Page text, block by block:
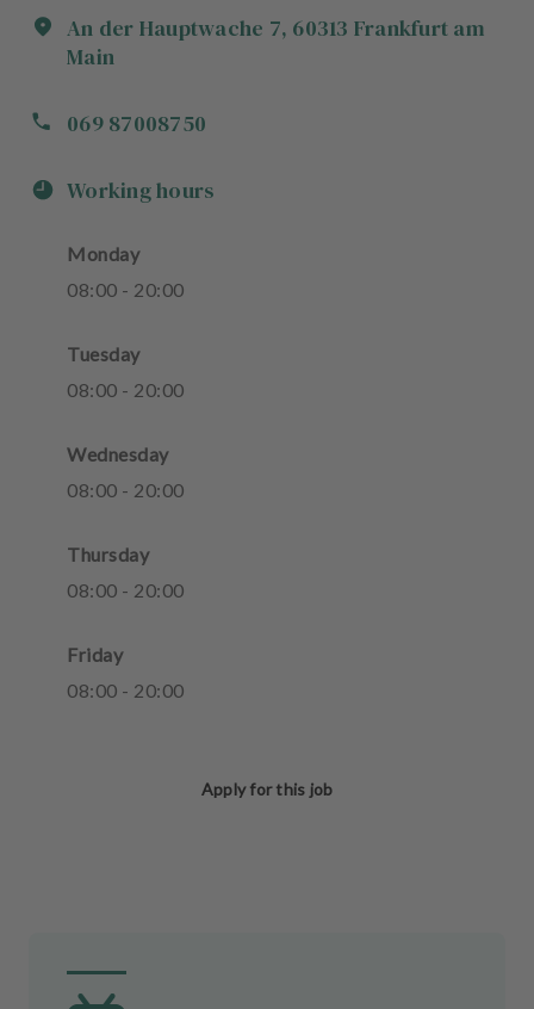
An der Hauptwache 7, 60313 Frankfurt am
Main
069 87008750
Working hours
Monday
08:00 - 20:00
Tuesday
08:00 - 20:00
Wednesday
08:00 - 20:00
Thursday
08:00 - 20:00
Friday
08:00 - 20:00
Apply for this job